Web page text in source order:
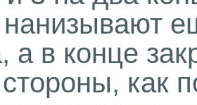
нанизывают
а в конце
как